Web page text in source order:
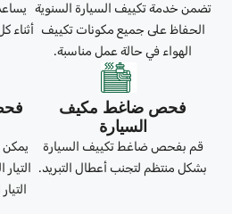
تضمن خدمة تكييف السيارة السنوية
الحفاظ على جميع مكونات تكييف
الهواء في حالة عمل مناسبة.
أثناء
فحص ضاغط مكيف
السيارة
قم بفحص ضاغط تكييف السيارة
بشكل منتظم لتجنب أعطال التبريد.